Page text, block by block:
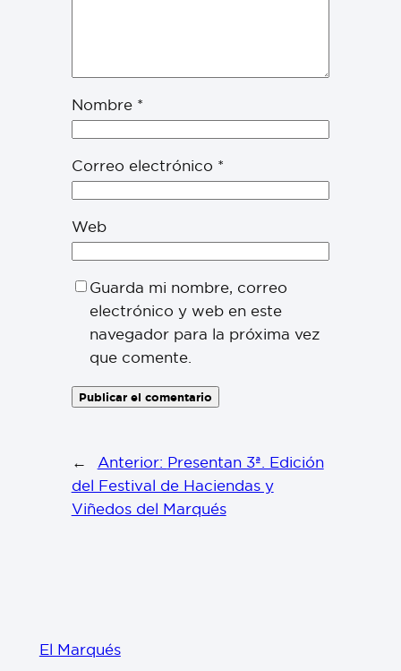
Nombre *
Correo electrónico *
Web
Guarda mi nombre, correo
electrónico y web en este
navegador para la próxima vez
que comente.
← Anterior: Presentan 3ª. Edición
del Festival de Haciendas y
Viñedos del Marqués
El Marqués